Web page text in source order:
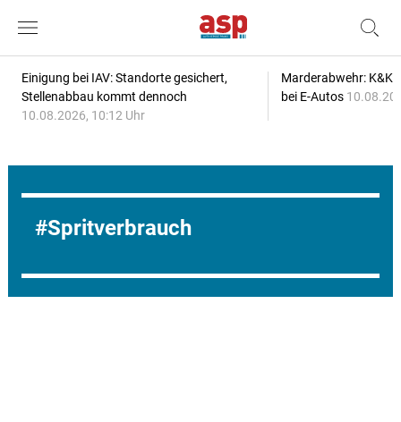
Einigung bei IAV: Standorte gesichert,
Stellenabbau kommt dennoch
10.08.2026, 10:12 Uhr
Marderabwehr: K&K
bei E-Autos
Spritverbrauch